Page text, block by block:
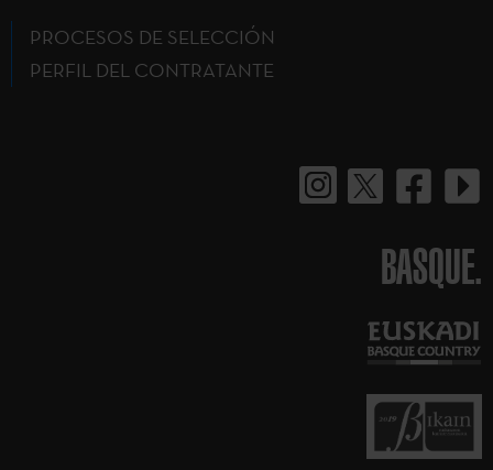
PROCESOS DE SELECCIÓN
PERFIL DEL CONTRATANTE
BASQUE.